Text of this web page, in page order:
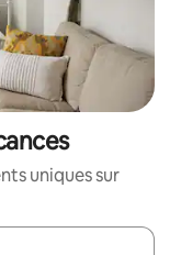
uniques sur